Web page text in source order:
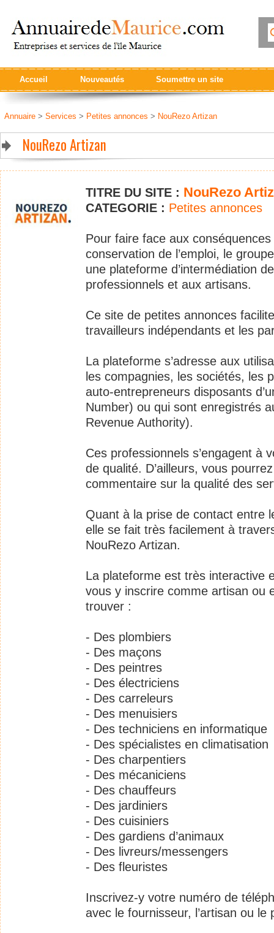
Accueil Nouveautés Soumettre un site
Annuaire > Services > Petites annonces > NouRezo Artizan
NouRezo Artizan
TITRE DU SITE : NouRezo
CATEGORIE : Petites annonces
Pour faire face aux
conservation de l’emploi, le
une plateforme d’intermédiation
professionnels et aux artisans.
Ce site de petites annonces
travailleurs indépendants et les
La plateforme s’adresse aux
les compagnies, les sociétés, les
auto-entrepreneurs disposants
Number) ou qui sont enregistrés
Revenue Authority).
Ces professionnels s’engagent à
de qualité. D’ailleurs, vous
commentaire sur la qualité des
Quant à la prise de contact entre
elle se fait très facilement à
NouRezo Artizan.
La plateforme est très interactive
vous y inscrire comme artisan ou
trouver :
- Des plombiers
- Des maçons
- Des peintres
- Des électriciens
- Des carreleurs
- Des menuisiers
- Des techniciens en informatique
- Des spécialistes en climatisation
- Des charpentiers
- Des mécaniciens
- Des chauffeurs
- Des jardiniers
- Des cuisiniers
- Des gardiens d’animaux
- Des livreurs/messengers
- Des fleuristes
Inscrivez-y votre numéro de
avec le fournisseur, l’artisan ou le